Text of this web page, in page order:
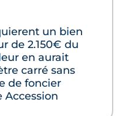
un bien
de 2.150€ du
en aurait
carré sans
de foncier
Accession